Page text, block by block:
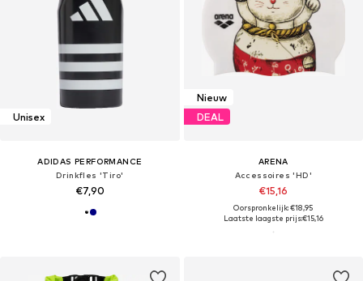
Unisex
ADIDAS PERFORMANCE
Drinkfles 'Tiro'
€7,90
Nieuw
DEAL
ARENA
Accessoires 'HD'
€15,16
Oorspronkelijk: €18,95
Laatste laagste prijs:€15,16